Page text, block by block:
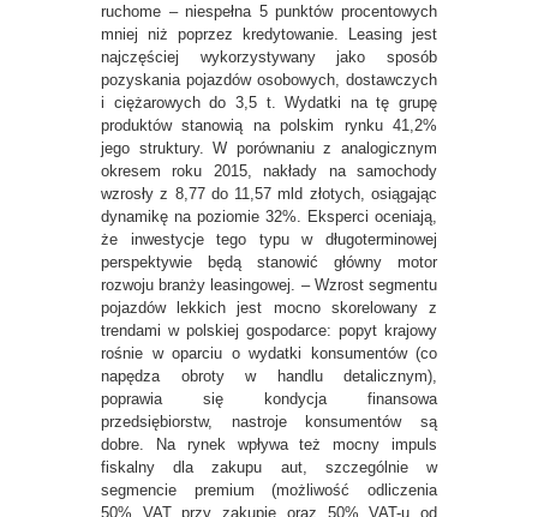
ruchome – niespełna 5 punktów procentowych
mniej niż poprzez kredytowanie. Leasing jest
najczęściej wykorzystywany jako sposób
pozyskania pojazdów osobowych, dostawczych
i ciężarowych do 3,5 t. Wydatki na tę grupę
produktów stanowią na polskim rynku 41,2%
jego struktury. W porównaniu z analogicznym
okresem roku 2015, nakłady na samochody
wzrosły z 8,77 do 11,57 mld złotych, osiągając
dynamikę na poziomie 32%. Eksperci oceniają,
że inwestycje tego typu w długoterminowej
perspektywie będą stanowić główny motor
rozwoju branży leasingowej. – Wzrost segmentu
pojazdów lekkich jest mocno skorelowany z
trendami w polskiej gospodarce: popyt krajowy
rośnie w oparciu o wydatki konsumentów (co
napędza obroty w handlu detalicznym),
poprawia się kondycja finansowa
przedsiębiorstw, nastroje konsumentów są
dobre. Na rynek wpływa też mocny impuls
fiskalny dla zakupu aut, szczególnie w
segmencie premium (możliwość odliczenia
50% VAT przy zakupie oraz 50% VAT-u od